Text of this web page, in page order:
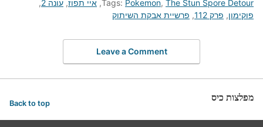
Tags: Pokemon, The Stun Spore Detour
, איי תפוז, עונה 2
,
פוקימון, פרק 112 , פרשיית אבקת השיתוק
Leave a Comment
מפלצות כיס Back to top